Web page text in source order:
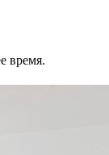
время.